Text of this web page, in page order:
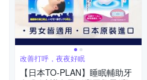
改善打呼，夜夜好眠
【日本TO-PLAN】睡眠輔助牙